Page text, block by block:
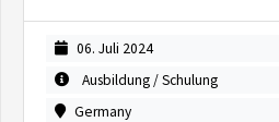
06. Juli 2024
Ausbildung / Schulung
Germany